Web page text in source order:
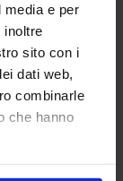
media e per
inoltre
sito con i
dati web,
combinarle
che hanno